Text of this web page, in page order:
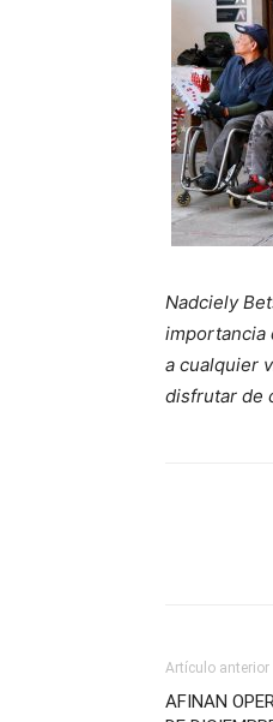
Nadciely
importancia
a cualquier
disfrutar de
Artículo anterior
AFINAN